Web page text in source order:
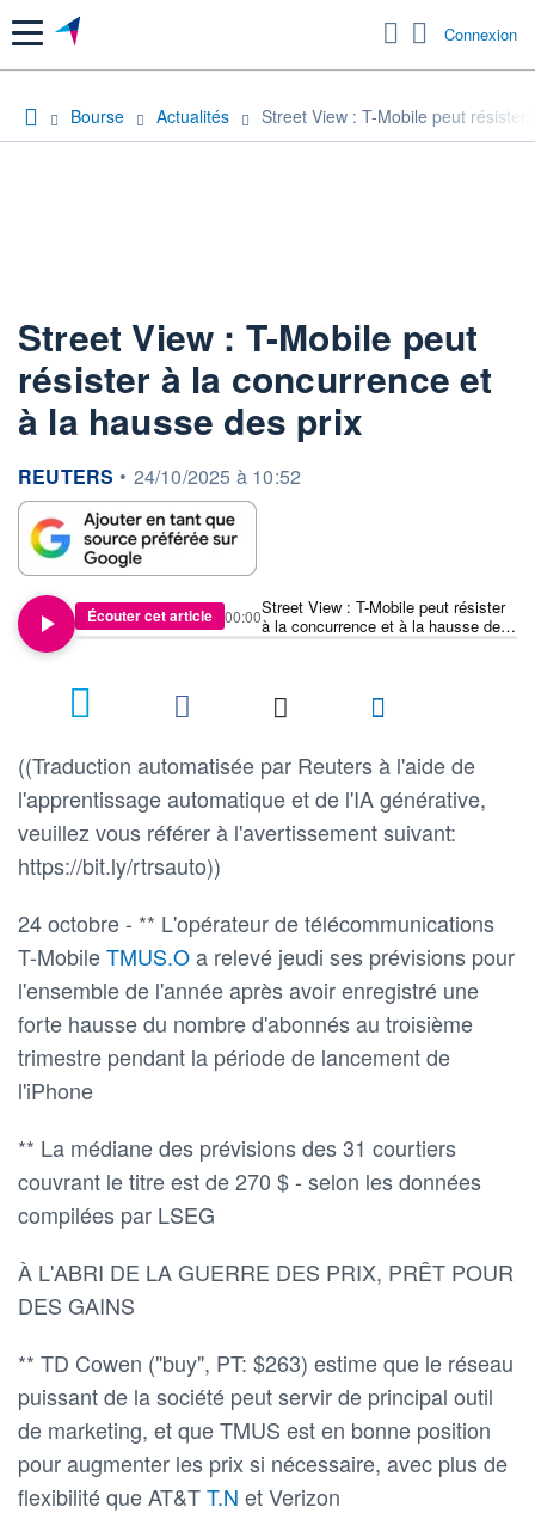
Menu Connexion
Bourse Actualités Street View : T-Mobile peut
Street View : T-Mobile peut
résister à la concurrence et
à la hausse des prix
information fournie par
REUTERS • 24/10/2025 à 10:52
Écouter cet article
Street View : T-Mobile peut résister
à la concurrence et à la hausse des
prix
00:00
((Traduction automatisée par Reuters à l'aide de
l'apprentissage automatique et de l'IA générative,
veuillez vous référer à l'avertissement suivant:
https://bit.ly/rtrsauto))
24 octobre - ** L'opérateur de télécommunications
T-MobileTMUS.Oa relevé jeudi ses prévisions pour
l'ensemble de l'année après avoir enregistré une
forte hausse du nombre d'abonnés au troisième
trimestre pendant la période de lancement de
l'iPhone
** La médiane des prévisions des 31 courtiers
couvrant le titre est de 270 $ - selon les données
compilées par LSEG
À L'ABRI DE LA GUERRE DES PRIX, PRÊT POUR
DES GAINS
** TD Cowen ("buy", PT: $263) estime que le réseau
puissant de la société peut servir de principal outil
de marketing, et que TMUS est en bonne position
pour augmenter les prix si nécessaire, avec plus de
flexibilité que AT&TT.N et Verizon